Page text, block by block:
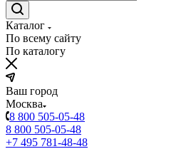
Каталог
По всему сайту
По каталогу
Ваш город
Москва
8 800 505-05-48
8 800 505-05-48
+7 495 781-48-48